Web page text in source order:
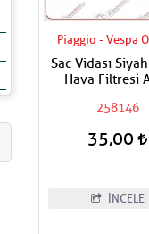
Piaggio - Vespa
Sac Vidası Siyah
Hava Filtresi
258146
35,00
İNCELE